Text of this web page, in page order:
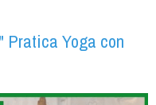
Pratica Yoga con